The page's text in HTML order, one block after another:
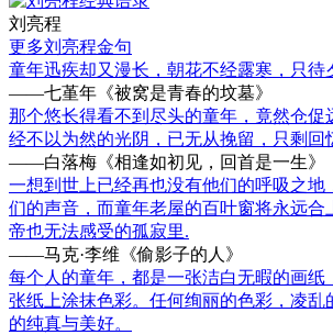
刘亮程
更多刘亮程金句
童年迅疾却又漫长，朝花不经露寒，只待
——七堇年《被窝是青春的坟墓》
那个悠长得看不到尽头的童年，竟然仓促
经不以为然的光阴，已无从挽留，只剩回
——白落梅《相逢如初见，回首是一生》
一想到世上已经再也没有他们的呼吸之地
们的声音，而童年老屋的百叶窗将永远合
帝也无法感受的孤寂里.
——马克·李维《偷影子的人》
每个人的童年，都是一张洁白无暇的画纸
张纸上涂抹色彩。任何绚丽的色彩，凌乱
的纯真与美好。